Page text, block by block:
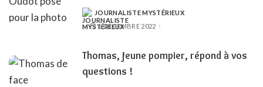
POSTED
BY
JOURNALISTE MYSTÉRIEUX
1 DÉCEMBRE 2022
Thomas, jeune pompier, répond à vos
questions !